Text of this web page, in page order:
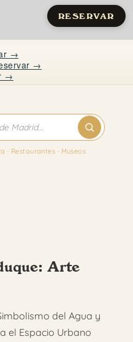
RESERVAR
→
→
→
· Restaurantes · Museos
Arte
del Agua y
el Espacio Urbano